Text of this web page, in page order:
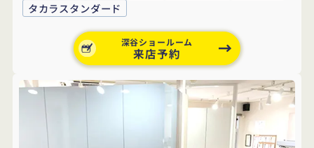
タカラスタンダード
深谷ショールーム
来店予約